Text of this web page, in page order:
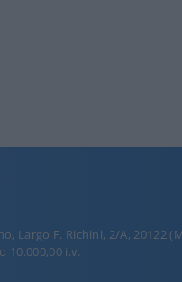
Largo F. Richini, 2/A, 20122
10.000,00 i.v.